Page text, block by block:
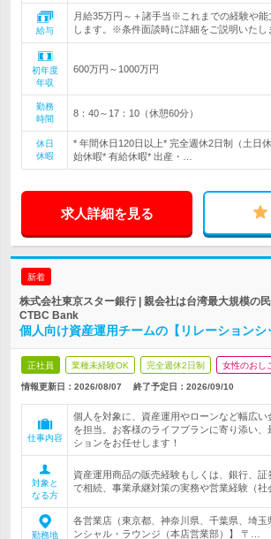
給与
月給35万円～＋諸手当※これまでの経験や能
します。※条件面談時に詳細をご説明いた
初年度
年収
600万円～1000万円
勤務
時間
8：40～17：10（休憩60分）
休日
休暇
* 年間休日120日以上* 完全週休2日制（土日
始休暇* 有給休暇* 出産・…
求人詳細を見る
新着
株式会社東京スター銀行 | 親会社は台湾最大規模の
CTBC Bank
個人向け資産運用チームの【リレーションシ
正社員 業種未経験OK 完全週休2日制 女性のおし
情報更新日：2026/08/07 終了予定日： 2026/09/10
仕事内容
個人を対象に、資産運用やローンなど幅広い
を担当。お客様のライフプランに寄り添い、
ションをお任せします！
対象と
なる方
資産運用商品の販売経験もしくは、銀行、証
で相続、事業承継対策の実務や営業経験（社
勤務地
各営業店（東京都、神奈川県、千葉県、埼玉
ンシャル・ラウンジ（本店営業部）】 〒…